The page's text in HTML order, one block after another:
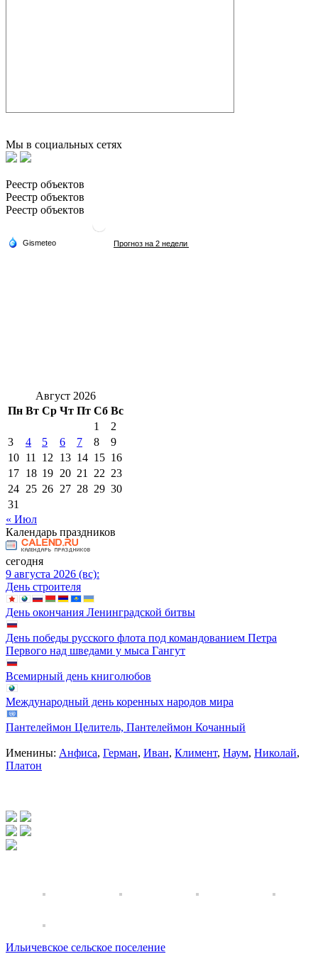
Мы в социальных сетях
Реестр объектов
Реестр объектов
Реестр объектов
Август 2026
Пн Вт Ср Чт Пт Сб Вс
1
2
3
4 5 6 7 8
9
10 11 12 13 14 15 16
17 18 19 20 21 22 23
24 25 26 27 28 29 30
31
« Июл
Календарь праздников
сегодня
9 августа 2026 (вс):
День строителя
День окончания Ленинградской битвы
День победы русского флота под командованием Петра
Первого над шведами у мыса Гангут
Всемирный день книголюбов
Международный день коренных народов мира
Пантелеймон Целитель, Пантелеймон Кочанный
Именины: Анфиса, Герман, Иван, Климент, Наум, Николай,
Платон
Ильичевское сельское поселение